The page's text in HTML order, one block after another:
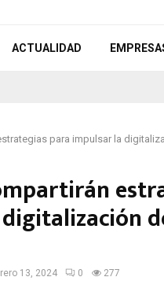
ACTUALIDAD
para impulsar la
13, 2024 0 277